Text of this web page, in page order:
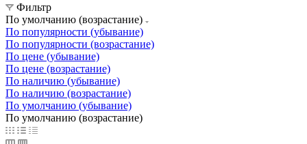
Фильтр
По умолчанию (возрастание)
По популярности (убывание)
По популярности (возрастание)
По цене (убывание)
По цене (возрастание)
По наличию (убывание)
По наличию (возрастание)
По умолчанию (убывание)
По умолчанию (возрастание)